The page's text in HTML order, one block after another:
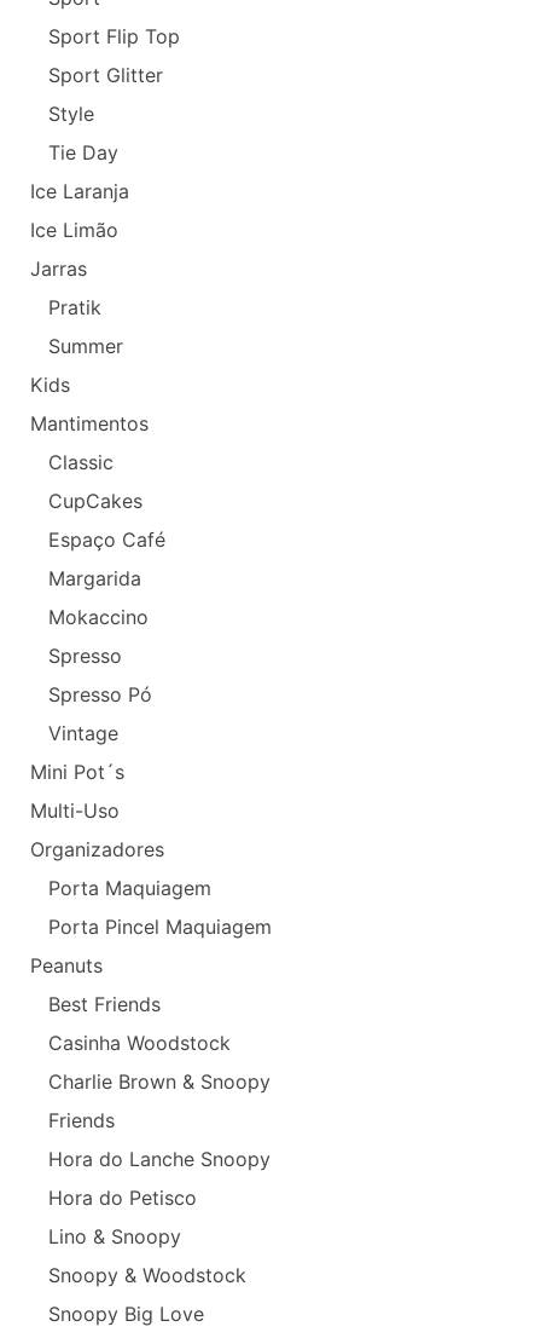
Sport Flip Top
Sport Glitter
Style
Tie Day
Ice Laranja
Ice Limão
Jarras
Pratik
Summer
Kids
Mantimentos
Classic
CupCakes
Espaço Café
Margarida
Mokaccino
Spresso
Spresso Pó
Vintage
Mini Pot´s
Multi-Uso
Organizadores
Porta Maquiagem
Porta Pincel Maquiagem
Peanuts
Best Friends
Casinha Woodstock
Charlie Brown & Snoopy
Friends
Hora do Lanche Snoopy
Hora do Petisco
Lino & Snoopy
Snoopy & Woodstock
Snoopy Big Love